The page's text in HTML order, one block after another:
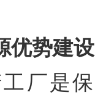
优势建设
是保